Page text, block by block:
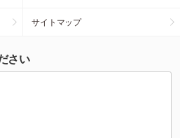
サイトマップ
さい